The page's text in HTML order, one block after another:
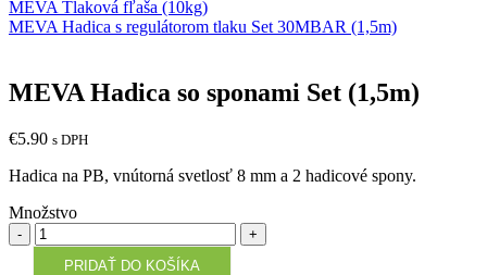
MEVA Tlaková fľaša (10kg)
MEVA Hadica s regulátorom tlaku Set 30MBAR (1,5m)
MEVA Hadica so sponami Set (1,5m)
€5.90 s DPH
Hadica na PB, vnútorná svetlosť 8 mm a 2 hadicové spony.
Množstvo
Množstvo
PRIDAŤ DO KOŠÍKA